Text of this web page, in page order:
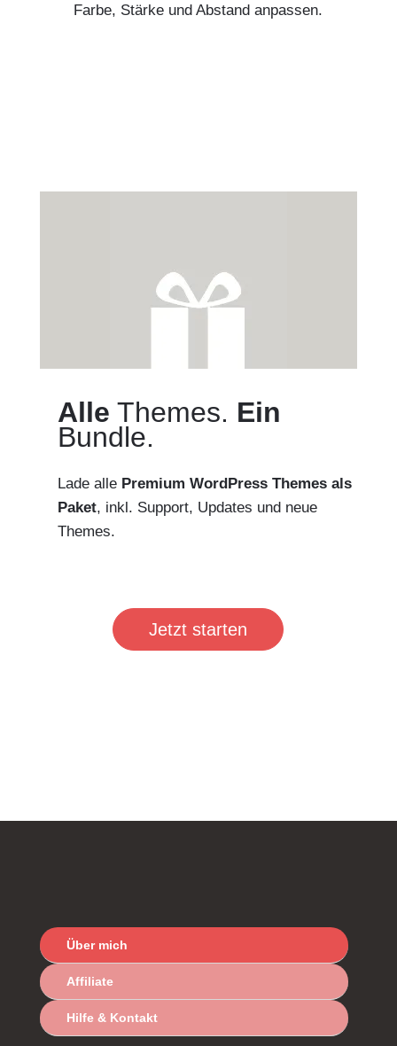
Farbe, Stärke und Abstand anpassen.
Alle Themes. Ein
Bundle.
Lade alle Premium WordPress Themes als
Paket, inkl. Support, Updates und neue
Themes.
Jetzt starten
Über mich
Affiliate
Hilfe & Kontakt